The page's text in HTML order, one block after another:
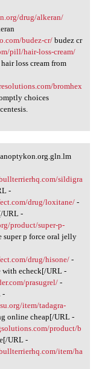
drug/alkeran/
budez-cr/budez cr
pill/hair-loss-cream/
loss cream from
bromhex
choices
sildigra
-
drug/loxitane/-
URL -
product/super-p-
super p force oral jelly
drug/hisone/-
with echeck[/URL -
prasugrel/-
-
item/tadagra-
online cheap[/URL -
product/b
URL -
item/ha